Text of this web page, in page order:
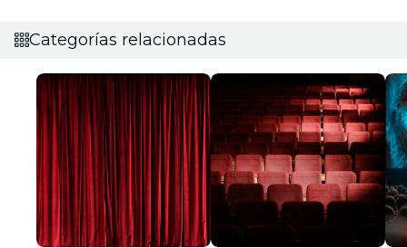
Categorías relacionadas